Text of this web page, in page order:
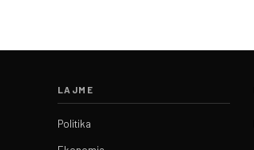
LAJME
Politika